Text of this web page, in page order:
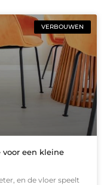
VERBOUWEN
een kleine
en de vloer speelt